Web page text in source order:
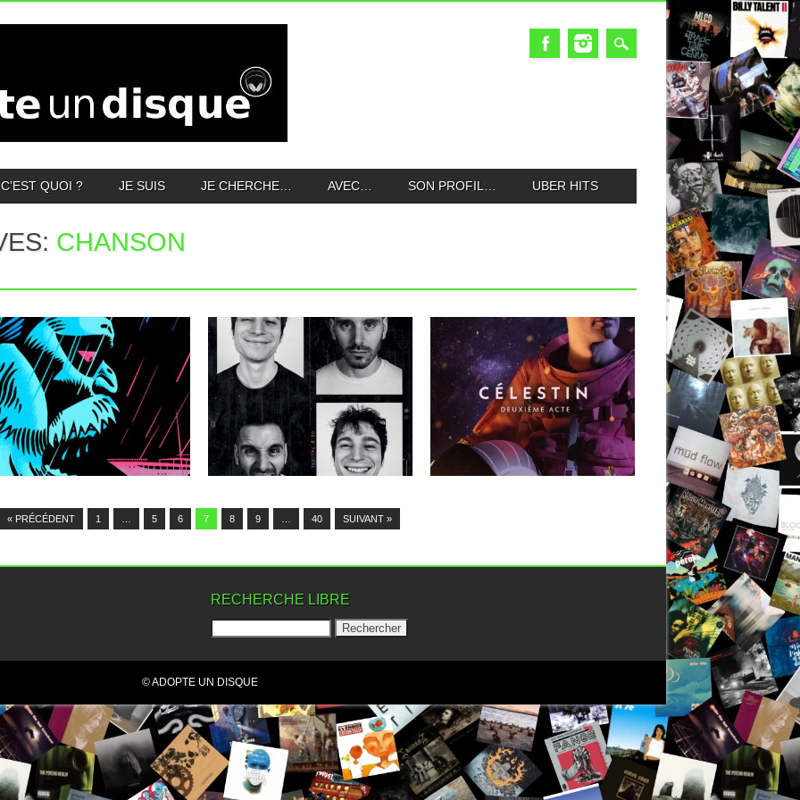
QUOI ? JE SUIS JE CHERCHE… AVEC… SON PROFIL… UBER HITS
CHANSON
LES VULVES
: DAS
était temps ! Le monde était en manque
Vulves Assassines...
▶
02.11.22
EDGAR : SECRET
Premier album pour le groupe Edgär, qui
fait le choix audacieux...
21.10.22
CELESTIN : DEUXIÈME
ACTE
Pas franchement nouveau, mais écouté
tardivement, ce deuxième album du
français...
▶
« PRÉCÉDENT 1 5 6 7 8 9 40 SUIVANT »
RECHERCHE LIBRE
© ADOPTE UN DISQUE